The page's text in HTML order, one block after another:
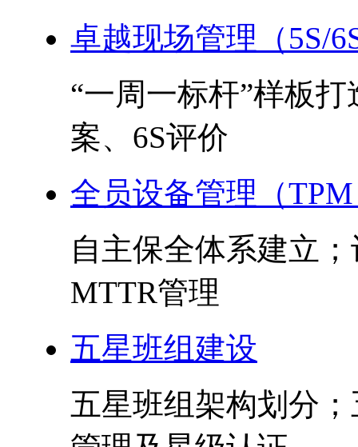
卓越现场管理（5S/
“一周一标杆”样板
案、6S评价
全员设备管理（
自主保全体系建立
MTTR管理
五星班组建设
五星班组架构划分